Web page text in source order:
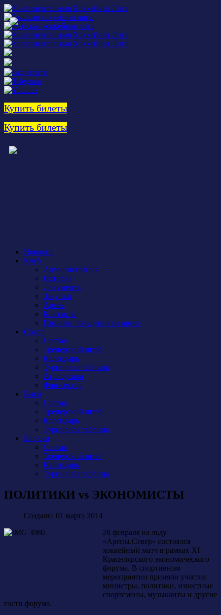
Купить билеты
Купить билеты
Новости
Клуб
Администрация
История
Документы
Закупки
Арена
Контакты
Правила поведения на арене
Сокол
Состав
Тренерский штаб
Календарь
Турнирная таблица
Атрибутика
Фан-сектор
Рыси
Состав
Тренерский штаб
Календарь
Турнирная таблица
Бирюса
Состав
Тренерский штаб
Календарь
Турнирная таблица
ПОЛИТИКИ vs ЭКОНОМИСТЫ
Создано: 01 марта 2014
28 февраля на льду
«Арены.Север» состоялся
хоккейный матч в рамках XI
Красноярского экономического
форума. В спортивном
мероприятии приняли участие
министры, политики, известные
спортсмены, музыканты и другие
гости форума.